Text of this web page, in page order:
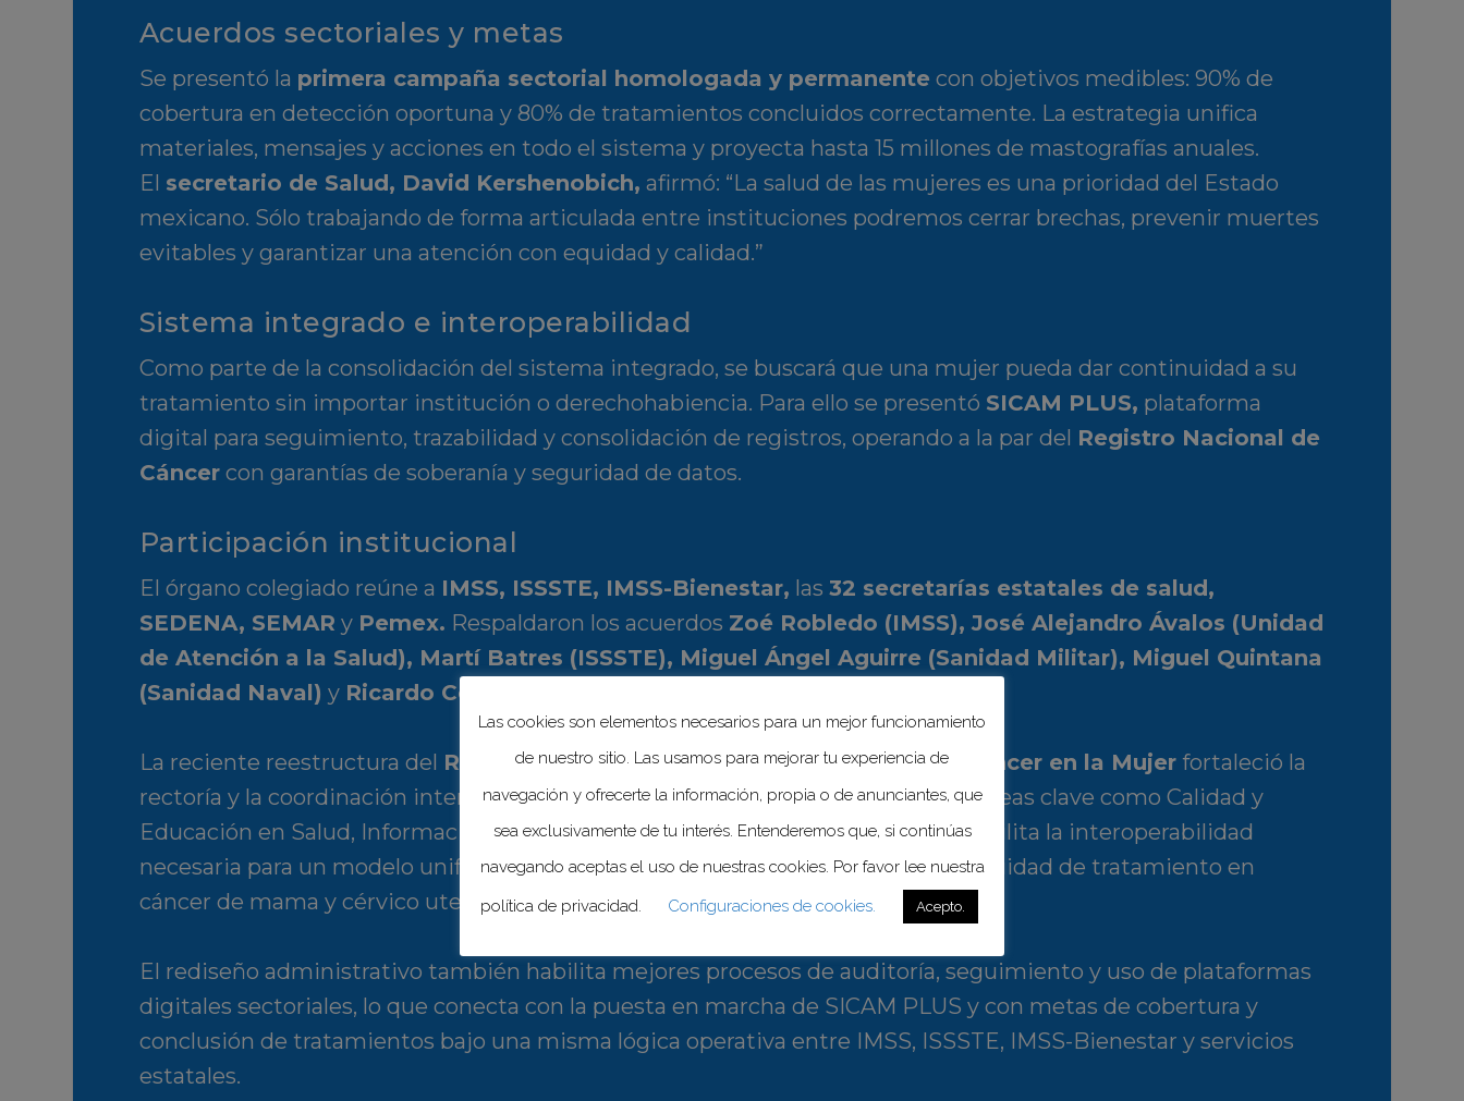
Acuerdos sectoriales y metas
Se presentó la primera campaña sectorial homologada y permanente con objetivos medibles: 90% de
cobertura en detección oportuna y 80% de tratamientos concluidos correctamente. La estrategia unifica
materiales, mensajes y acciones en todo el sistema y proyecta hasta 15 millones de mastografías anuales.
El secretario de Salud, David Kershenobich, afirmó: “La salud de las mujeres es una prioridad del Estado
mexicano. Sólo trabajando de forma articulada entre instituciones podremos cerrar brechas, prevenir muertes
evitables y garantizar una atención con equidad y calidad.”
Sistema integrado e interoperabilidad
Como parte de la consolidación del sistema integrado, se buscará que una mujer pueda dar continuidad a su
tratamiento sin importar institución o derechohabiencia. Para ello se presentó SICAM PLUS, plataforma
digital para seguimiento, trazabilidad y consolidación de registros, operando a la par del Registro Nacional de
Cáncercon garantías de soberanía y seguridad de datos.
Participación institucional
El órgano colegiado reúne a IMSS, ISSSTE, IMSS-Bienestar, las 32 secretarías estatales de salud,
SEDENA, SEMAR y Pemex. Respaldaron los acuerdos Zoé Robledo (IMSS), José Alejandro Ávalos (Unidad
de Atención a la Salud), Martí Batres (ISSSTE), Miguel Ángel Aguirre (Sanidad Militar), Miguel Quintana
(Sanidad Naval) y Ricardo Cortés Alcalá (Pemex).
La reciente reestructura del Reglamento Interno del Comité Nacional de Cáncer en la Mujerfortaleció la
rectoría y la coordinación interinstitucional al redefinir atribuciones y articular áreas clave como Calidad y
Educación en Salud, Información en Salud y Modernización del Sector, lo cual facilita la interoperabilidad
necesaria para un modelo unificado de prevención, tamizaje, referencia y continuidad de tratamiento en
cáncer de mama y cérvico uterino.
El rediseño administrativo también habilita mejores procesos de auditoría, seguimiento y uso de plataformas
digitales sectoriales, lo que conecta con la puesta en marcha de SICAM PLUS y con metas de cobertura y
conclusión de tratamientos bajo una misma lógica operativa entre IMSS, ISSSTE, IMSS-Bienestar y servicios
estatales.
Las cookies son elementos necesarios para un mejor funcionamiento
de nuestro sitio. Las usamos para mejorar tu experiencia de
navegación y ofrecerte la información, propia o de anunciantes, que
sea exclusivamente de tu interés. Entenderemos que, si continúas
navegando aceptas el uso de nuestras cookies. Por favor lee nuestra
política de privacidad.
Configuraciones de cookies. Acepto.